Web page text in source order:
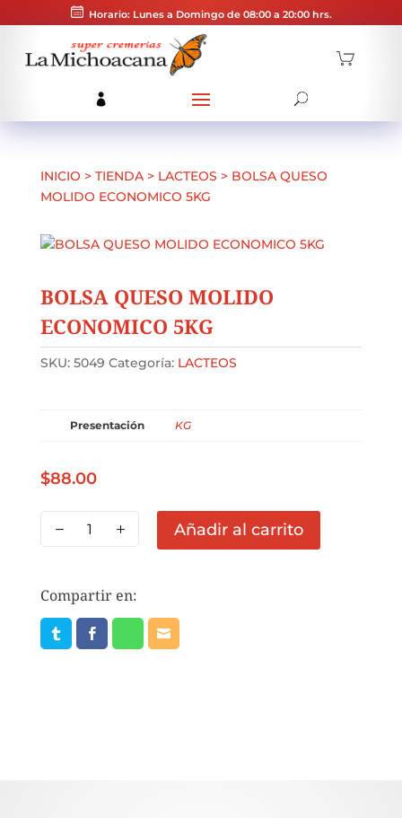
Horario: Lunes a Domingo de 08:00 a 20:00 hrs.
INICIO > TIENDA> LACTEOS > BOLSA QUESO
MOLIDO ECONOMICO 5KG
BOLSA QUESO MOLIDO
ECONOMICO 5KG
SKU: 5049 Categoría: LACTEOS
Presentación KG
$88.00
QUESO
5KG
cantidad
Añadir al carrito
Compartir en: